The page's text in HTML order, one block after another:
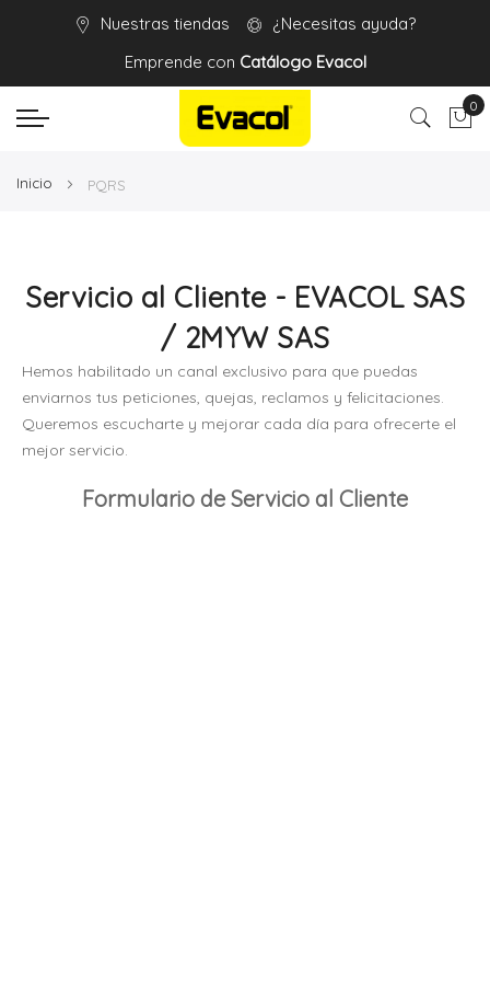
Nuestras tiendas
¿Necesitas ayuda?
Emprende con Catálogo Evacol
0
Inicio PQRS
Servicio al Cliente - EVACOL SAS
/ 2MYW SAS
Hemos habilitado un canal exclusivo para que puedas
enviarnos tus peticiones, quejas, reclamos y felicitaciones.
Queremos escucharte y mejorar cada día para ofrecerte el
mejor servicio.
Formulario de Servicio al Cliente